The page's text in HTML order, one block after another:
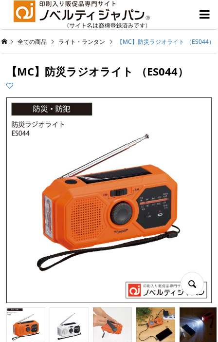

全ての商品 ライト・ランタン 【MC】防災ラジオライト （ES044）
【MC】防災ラジオライト （ES044）